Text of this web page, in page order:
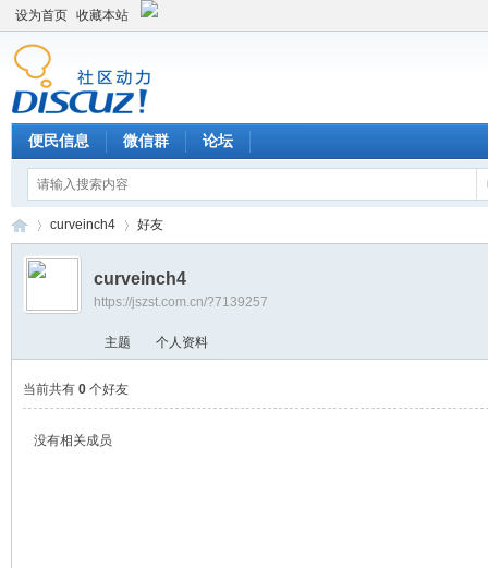
设为首页 收藏本站
便民信息 微信群 论坛
›
curveinch4 好友
curveinch4
https://jszst.com.cn/?7139257
主题 个人资料
当前共有 0个好友
没有相关成员